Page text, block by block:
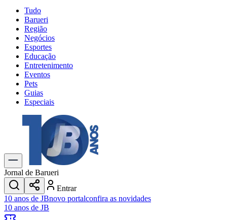
Tudo
Barueri
Região
Negócios
Esportes
Educação
Entretenimento
Eventos
Pets
Guias
Especiais
Explore Tudo
Últimas Notícias
Previsão do Tempo
Trânsito e Rotas
Dia a Dia & Lazer
Transportes
Gastronomia
Cinema & Shows
JogosNovo
Jornal de Barueri
Entrar
10 anos de JBnovo portalconfira as novidades
10 anos de JB